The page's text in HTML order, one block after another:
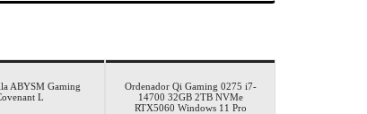
ABYSM Gaming
L
Ordenador Qi Gaming 0275 i7-
14700 32GB 2TB NVMe
RTX5060 Windows 11 Pro